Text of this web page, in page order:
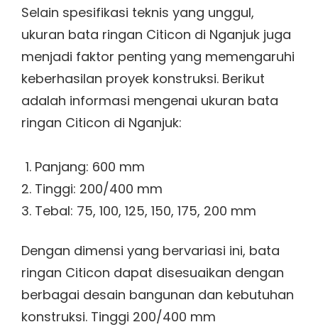
Selain spesifikasi teknis yang unggul,
ukuran bata ringan Citicon di Nganjuk juga
menjadi faktor penting yang memengaruhi
keberhasilan proyek konstruksi. Berikut
adalah informasi mengenai ukuran bata
ringan Citicon di Nganjuk:
Panjang: 600 mm
Tinggi: 200/400 mm
Tebal: 75, 100, 125, 150, 175, 200 mm
Dengan dimensi yang bervariasi ini, bata
ringan Citicon dapat disesuaikan dengan
berbagai desain bangunan dan kebutuhan
konstruksi. Tinggi 200/400 mm